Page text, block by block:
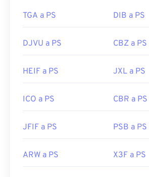
TGA a PS DIB a PS
DJVU a PS CBZ a PS
HEIF a PS JXL a PS
ICO a PS CBR a PS
JFIF a PS PSB a PS
ARW a PS X3F a PS